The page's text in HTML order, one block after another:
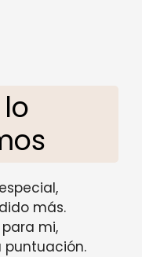
más.
mi,
puntuación.